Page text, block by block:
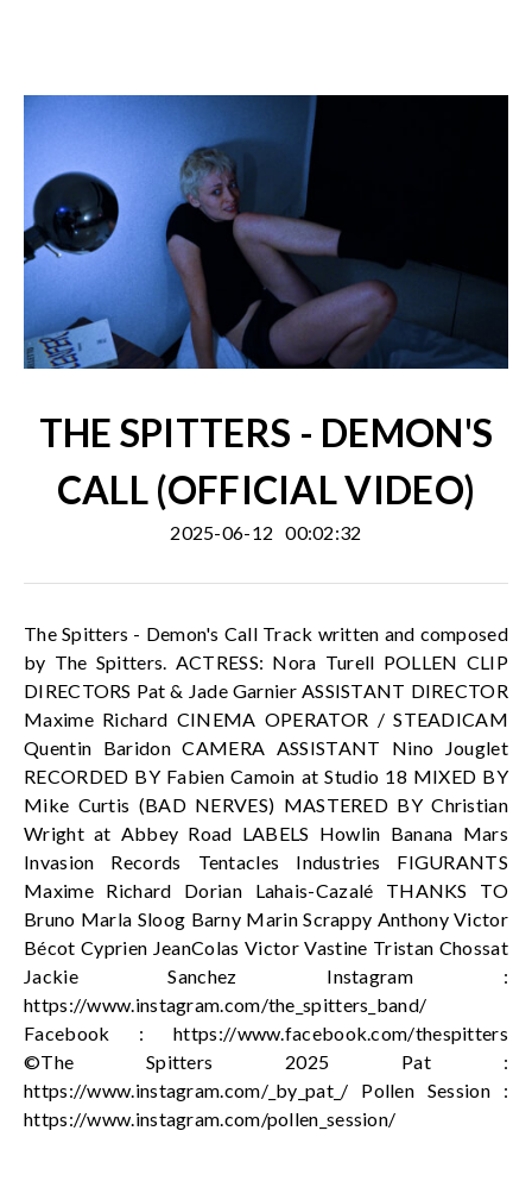
THE SPITTERS - DEMON'S
CALL (OFFICIAL VIDEO)
2025-06-12 00:02:32
The Spitters - Demon's Call Track written and composed
by The Spitters. ACTRESS: Nora Turell POLLEN CLIP
DIRECTORS Pat & Jade Garnier ASSISTANT DIRECTOR
Maxime Richard CINEMA OPERATOR / STEADICAM
Quentin Baridon CAMERA ASSISTANT Nino Jouglet
RECORDED BY Fabien Camoin at Studio 18 MIXED BY
Mike Curtis (BAD NERVES) MASTERED BY Christian
Wright at Abbey Road LABELS Howlin Banana Mars
Invasion Records Tentacles Industries FIGURANTS
Maxime Richard Dorian Lahais-Cazalé THANKS TO
Bruno Marla Sloog Barny Marin Scrappy Anthony Victor
Bécot Cyprien JeanColas Victor Vastine Tristan Chossat
Jackie Sanchez Instagram :
https://www.instagram.com/the_spitters_band/
Facebook : https://www.facebook.com/thespitters
©The Spitters 2025 Pat :
https://www.instagram.com/_by_pat_/ Pollen Session :
https://www.instagram.com/pollen_session/